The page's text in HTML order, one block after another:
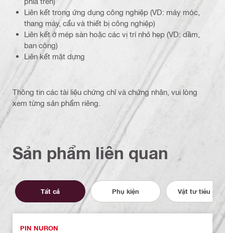
Liên kết trong ứng dụng công nghiệp (VD: máy móc,
thang máy, cẩu và thiết bị công nghiệp)
Liên kết ở mép sàn hoặc các vị trí nhỏ hẹp (VD: dầm,
ban công)
Liên kết mặt dựng
Thông tin các tài liệu chứng chỉ và chứng nhận, vui lòng
xem từng sản phẩm riêng.
Sản phẩm liên quan
Tất cả Phụ kiện Vật tư tiêu hao
PIN NURON